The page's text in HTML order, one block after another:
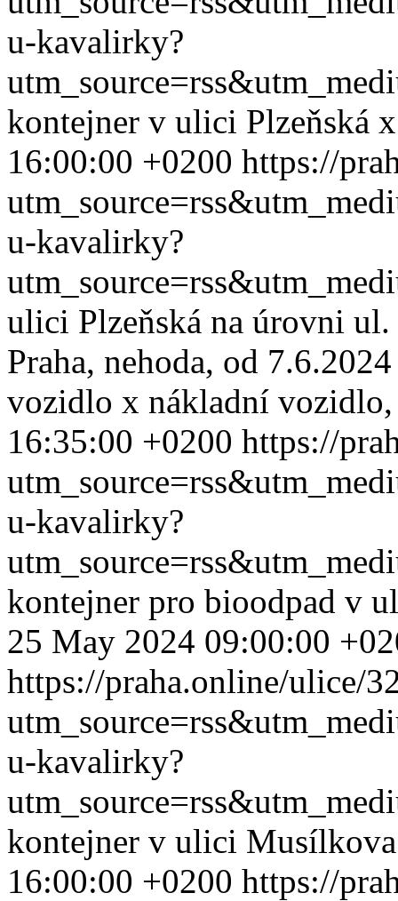
u-kavalirky?
kontejner v ulici Plzeňská
16:00:00 +0200 https://
u-kavalirky?
ulici Plzeňská na úrovni
Praha, nehoda, od
vozidlo x nákladní
16:35:00 +0200 https://
u-kavalirky?
kontejner pro bioodpad v
25 May 2024 09:00:00
https://praha.online/ulice/
u-kavalirky?
kontejner v ulici
16:00:00 +0200 https://